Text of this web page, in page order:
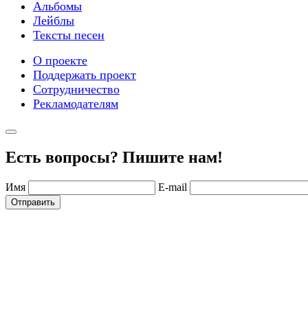
Альбомы
Лейблы
Тексты песен
О проекте
Поддержать проект
Сотрудничество
Рекламодателям
Есть вопросы? Пишите нам!
Имя E-mail